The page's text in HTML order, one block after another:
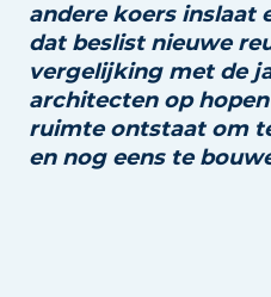
Video’s
andere koers inslaat
dat beslist nieuwe
vergelijking met de
architecten op
ruimte ontstaat om
en nog eens te